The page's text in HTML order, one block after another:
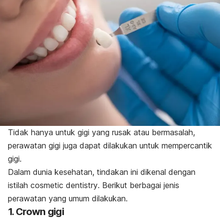
Tidak hanya untuk gigi yang rusak atau bermasalah,
perawatan gigi juga dapat dilakukan untuk mempercantik
gigi.
Dalam dunia kesehatan, tindakan ini dikenal dengan
istilah cosmetic dentistry. Berikut berbagai jenis
perawatan yang umum dilakukan.
1. Crown gigi